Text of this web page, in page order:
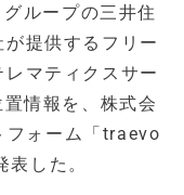
ループの三井住
提供するフリー
レマティクスサー
情報を、株式会
フォーム「traevo
した。